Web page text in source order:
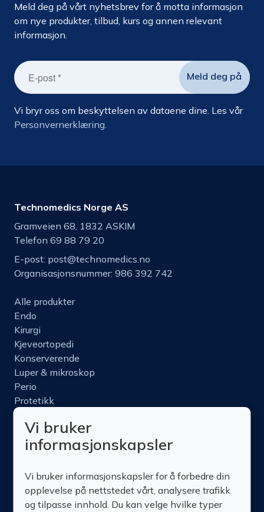
Meld deg på vårt nyhetsbrev for å motta informasjon
om nye produkter, tilbud, kurs og annen relevant
informasjon.
Vi bryr oss om beskyttelsen av dataene dine. Les vår
Personvernerklæring.
Technomedics Norge AS
Gramveien 68, 1832 ASKIM
Telefon 69 88 79 20
E-post: post@technomedics.no
Organisasjonsnummer: 986 392 742
Alle produkter
Endo
Kirurgi
Kjeveortopedi
Konserverende
Luper & mikroskop
Perio
Protetikk
Nettbutikk
Produktinfo
Om oss
Kontakt oss
Vi bruker
informasjonskapsler
Vi bruker informasjonskapsler for å forbedre din
opplevelse på nettstedet vårt, analysere trafikk
og tilpasse innhold. Du kan velge hvilke typer